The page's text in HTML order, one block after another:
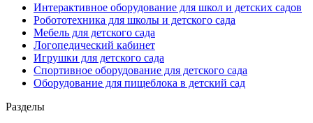
Интерактивное оборудование для школ и детских садов
Робототехника для школы и детского сада
Мебель для детского сада
Логопедический кабинет
Игрушки для детского сада
Спортивное оборудование для детского сада
Оборудование для пищеблока в детский сад
Разделы